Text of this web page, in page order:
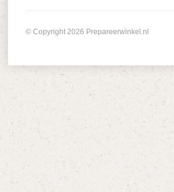
© Copyright 2026 Prepareerwinkel.nl